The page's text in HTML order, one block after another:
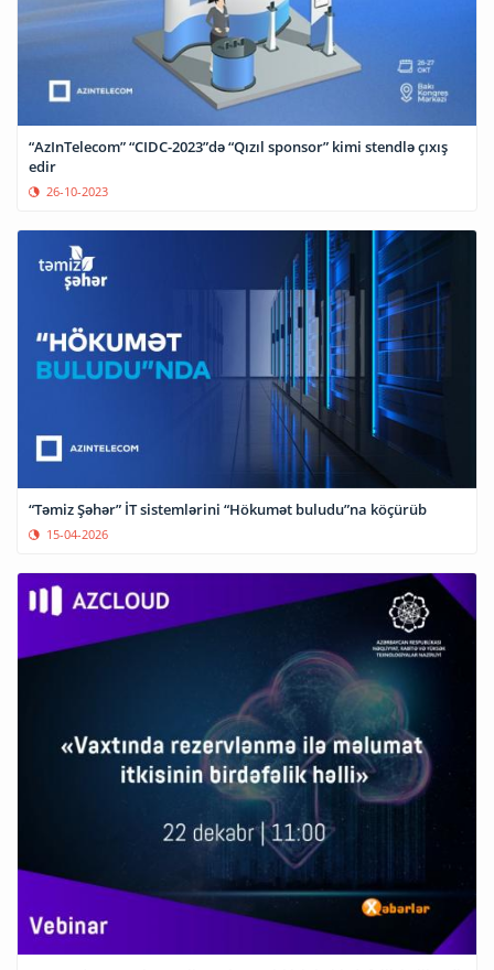
“AzInTelecom” “CIDC-2023”də “Qızıl sponsor” kimi stendlə çıxış
edir
26-10-2023
“Təmiz Şəhər” İT sistemlərini “Hökumət buludu”na köçürüb
15-04-2026